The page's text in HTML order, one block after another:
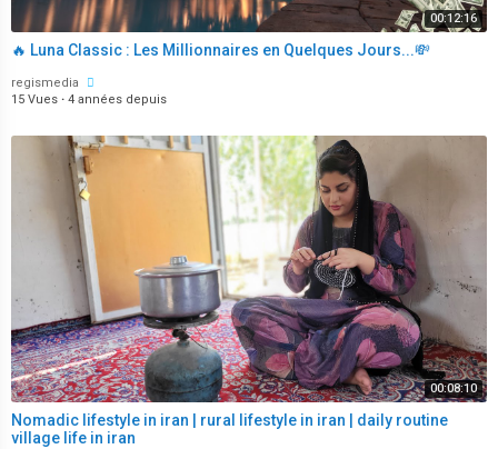
00:12:16
🔥 Luna Classic : Les Millionnaires en Quelques Jours...💸
regismedia
15 Vues · 4 années depuis
00:08:10
Nomadic lifestyle in iran | rural lifestyle in iran | daily routine
village life in iran